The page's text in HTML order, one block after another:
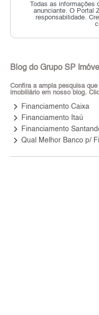
Todas as informações
anunciante. O Portal
responsabilidade.
Blog do Grupo SP Imóvel
Confira a ampla pesquisa
imobiliário em nosso blog.
keyboard_arrow_right Financiamento Caixa
keyboard_arrow_right Financiamento Itaú
keyboard_arrow_right Financiamento
keyboard_arrow_right Qual Melhor Banco p/